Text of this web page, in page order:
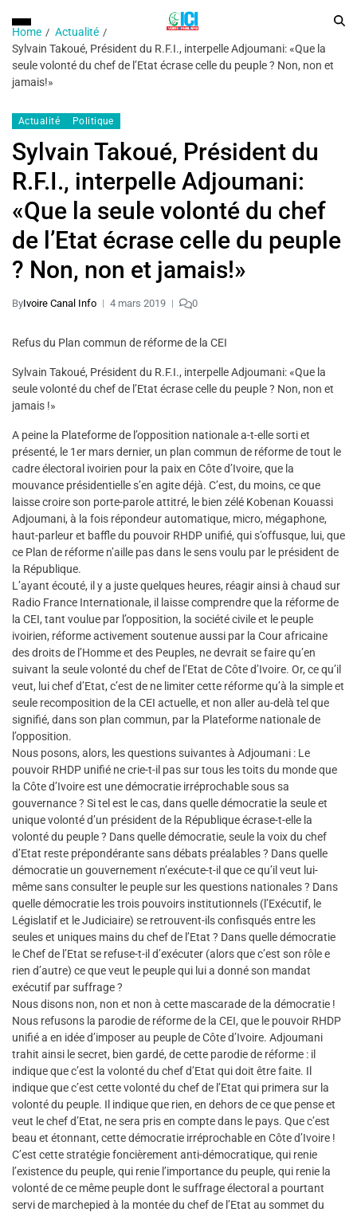
Home
Actualité
Sylvain Takoué, Président du R.F.I., interpelle Adjoumani: «Que la
seule volonté du chef de l’Etat écrase celle du peuple ? Non, non et
jamais!»
Actualité Politique
Sylvain Takoué, Président du
R.F.I., interpelle Adjoumani:
«Que la seule volonté du chef
de l’Etat écrase celle du peuple
? Non, non et jamais!»
ByIvoire Canal Info 4 mars 2019 0
Refus du Plan commun de réforme de la CEI
Sylvain Takoué, Président du R.F.I., interpelle Adjoumani: «Que la
seule volonté du chef de l’Etat écrase celle du peuple ? Non, non et
jamais !»
A peine la Plateforme de l’opposition nationale a-t-elle sorti et
présenté, le 1er mars dernier, un plan commun de réforme de tout le
cadre électoral ivoirien pour la paix en Côte d’Ivoire, que la
mouvance présidentielle s’en agite déjà. C’est, du moins, ce que
laisse croire son porte-parole attitré, le bien zélé Kobenan Kouassi
Adjoumani, à la fois répondeur automatique, micro, mégaphone,
haut-parleur et baffle du pouvoir RHDP unifié, qui s’offusque, lui, que
ce Plan de réforme n’aille pas dans le sens voulu par le président de
la République.
L’ayant écouté, il y a juste quelques heures, réagir ainsi à chaud sur
Radio France Internationale, il laisse comprendre que la réforme de
la CEI, tant voulue par l’opposition, la société civile et le peuple
ivoirien, réforme activement soutenue aussi par la Cour africaine
des droits de l’Homme et des Peuples, ne devrait se faire qu’en
suivant la seule volonté du chef de l’Etat de Côte d’Ivoire. Or, ce qu’il
veut, lui chef d’Etat, c’est de ne limiter cette réforme qu’à la simple et
seule recomposition de la CEI actuelle, et non aller au-delà tel que
signifié, dans son plan commun, par la Plateforme nationale de
l’opposition.
Nous posons, alors, les questions suivantes à Adjoumani : Le
pouvoir RHDP unifié ne crie-t-il pas sur tous les toits du monde que
la Côte d’Ivoire est une démocratie irréprochable sous sa
gouvernance ? Si tel est le cas, dans quelle démocratie la seule et
unique volonté d’un président de la République écrase-t-elle la
volonté du peuple ? Dans quelle démocratie, seule la voix du chef
d’Etat reste prépondérante sans débats préalables ? Dans quelle
démocratie un gouvernement n’exécute-t-il que ce qu’il veut lui-
même sans consulter le peuple sur les questions nationales ? Dans
quelle démocratie les trois pouvoirs institutionnels (l’Exécutif, le
Législatif et le Judiciaire) se retrouvent-ils confisqués entre les
seules et uniques mains du chef de l’Etat ? Dans quelle démocratie
le Chef de l’Etat se refuse-t-il d’exécuter (alors que c’est son rôle e
rien d’autre) ce que veut le peuple qui lui a donné son mandat
exécutif par suffrage ?
Nous disons non, non et non à cette mascarade de la démocratie !
Nous refusons la parodie de réforme de la CEI, que le pouvoir RHDP
unifié a en idée d’imposer au peuple de Côte d’Ivoire. Adjoumani
trahit ainsi le secret, bien gardé, de cette parodie de réforme : il
indique que c’est la volonté du chef d’Etat qui doit être faite. Il
indique que c’est cette volonté du chef de l’Etat qui primera sur la
volonté du peuple. Il indique que rien, en dehors de ce que pense et
veut le chef d’Etat, ne sera pris en compte dans le pays. Que c’est
beau et étonnant, cette démocratie irréprochable en Côte d’Ivoire !
C’est cette stratégie foncièrement anti-démocratique, qui renie
l’existence du peuple, qui renie l’importance du peuple, qui renie la
volonté de ce même peuple dont le suffrage électoral a pourtant
servi de marchepied à la montée du chef de l’Etat au sommet du